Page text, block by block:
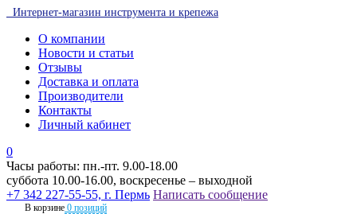
Интернет-магазин инструмента и крепежа
О компании
Новости и статьи
Отзывы
Доставка и оплата
Производители
Контакты
Личный кабинет
0
Часы работы: пн.-пт. 9.00-18.00
суббота 10.00-16.00, воскресенье – выходной
+7 342 227-55-55, г. Пермь Написать сообщение
В корзине 0 позиций